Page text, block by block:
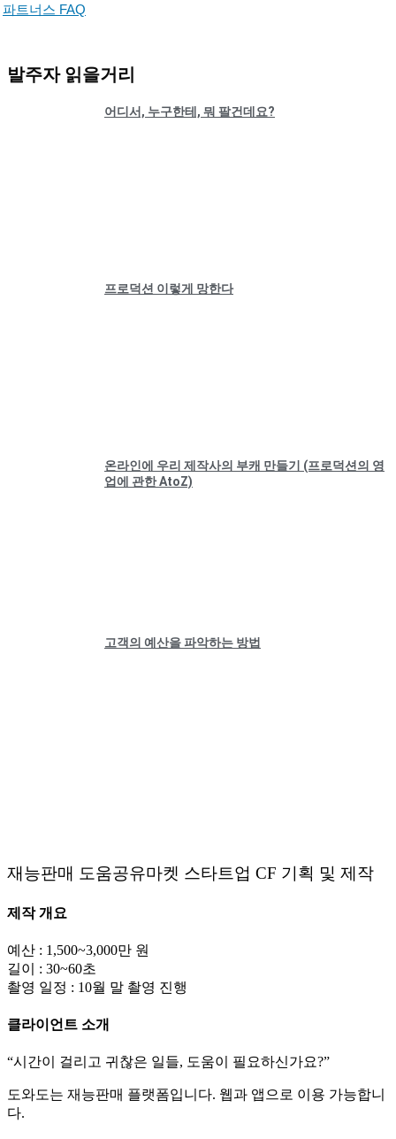
파트너스 FAQ
발주자 읽을거리
어디서, 누구한테, 뭐 팔건데요?
프로덕션 이렇게 망한다
온라인에 우리 제작사의 부캐 만들기 (프로덕션의 영
업에 관한 AtoZ)
고객의 예산을 파악하는 방법
재능판매 도움공유마켓 스타트업 CF 기획 및 제작
제작 개요
예산 : 1,500~3,000만 원
길이 : 30~60초
촬영 일정 : 10월 말 촬영 진행
클라이언트 소개
“시간이 걸리고 귀찮은 일들, 도움이 필요하신가요?”
도와도는 재능판매 플랫폼입니다. 웹과 앱으로 이용 가능합니
다.